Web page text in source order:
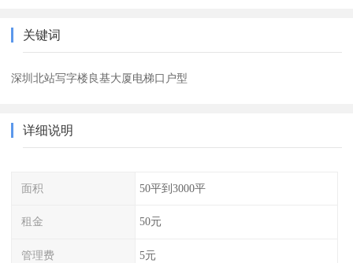
关键词
深圳北站写字楼良基大厦电梯口户型
详细说明
面积 50平到3000平
租金 50元
管理费 5元